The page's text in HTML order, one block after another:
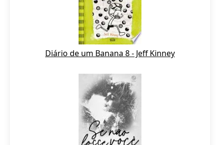
Diário de um Banana 8 - Jeff Kinney